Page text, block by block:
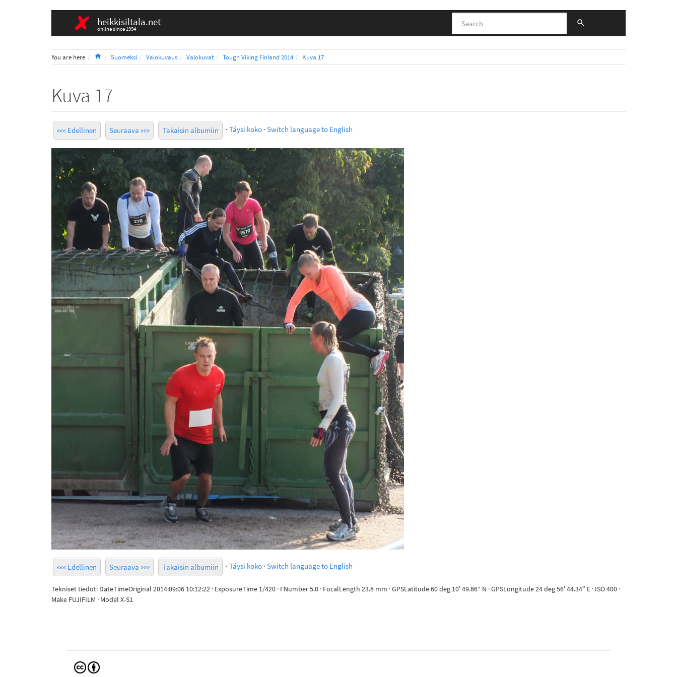
heikkisiltala.net
online since 1994
You are here HomeSuomeksi Valokuvaus Valokuvat Tough Viking Finland 2014 Kuva 17
Kuva 17
««« Edellinen Seuraava »»» Takaisin albumiin · Täysi koko · Switch language to English
««« Edellinen Seuraava »»» Takaisin albumiin · Täysi koko · Switch language to English
Tekniset tiedot: DateTimeOriginal 2014:09:06 10:12:22 · ExposureTime 1/420 · FNumber 5.0 · FocalLength 23.8 mm · GPSLatitude 60 deg 10' 49.86“ N · GPSLongitude 24 deg 56' 44.34” E · ISO 400 ·
Make FUJIFILM · Model X-S1